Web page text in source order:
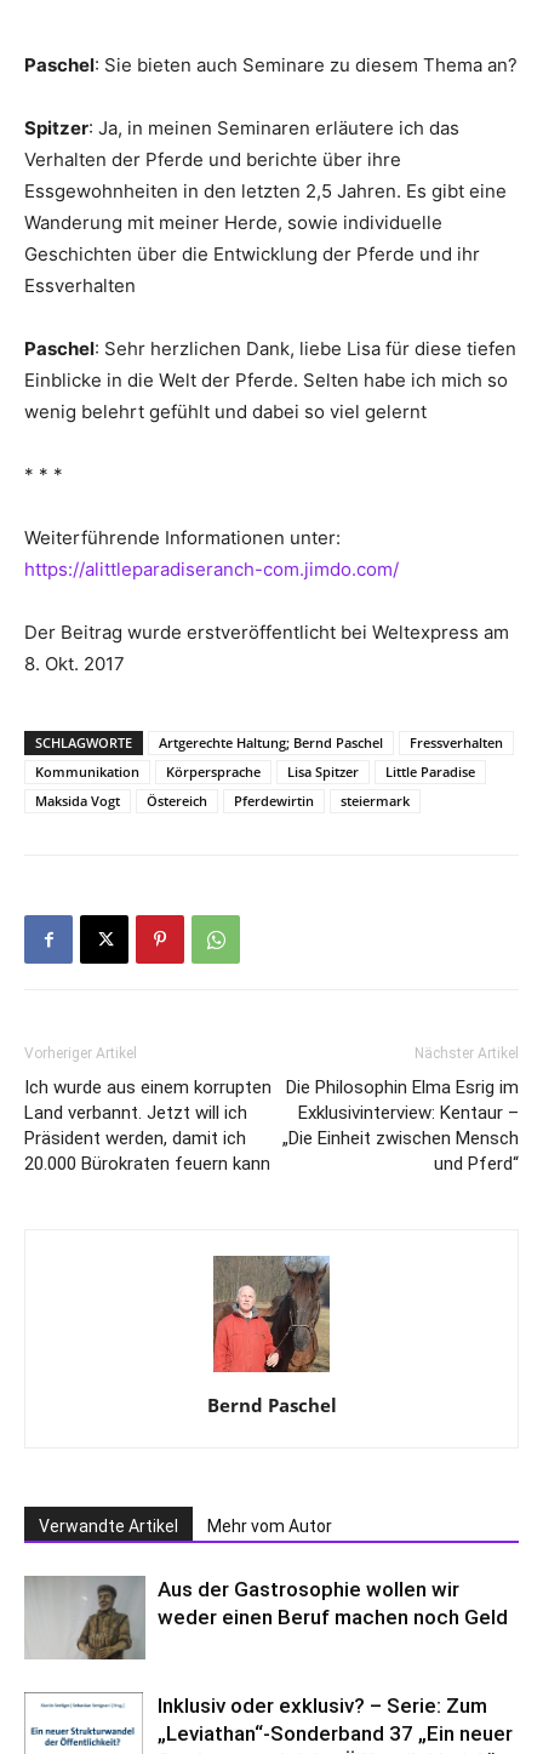
Paschel: Sie bieten auch Seminare zu diesem Thema an?
Spitzer: Ja, in meinen Seminaren erläutere ich das
Verhalten der Pferde und berichte über ihre
Essgewohnheiten in den letzten 2,5 Jahren. Es gibt eine
Wanderung mit meiner Herde, sowie individuelle
Geschichten über die Entwicklung der Pferde und ihr
Essverhalten
Paschel: Sehr herzlichen Dank, liebe Lisa für diese tiefen
Einblicke in die Welt der Pferde. Selten habe ich mich so
wenig belehrt gefühlt und dabei so viel gelernt
* * *
Weiterführende Informationen unter:
https://alittleparadiseranch-com.jimdo.com/
Der Beitrag wurde erstveröffentlicht bei Weltexpress am
8. Okt. 2017
SCHLAGWORTE Artgerechte Haltung; Bernd Paschel
Fressverhalten
Kommunikation
Körpersprache Lisa Spitzer
Little Paradise
Maksida Vogt
Östereich Pferdewirtin steiermark
Vorheriger Artikel
Ich wurde aus einem korrupten
Land verbannt. Jetzt will ich
Präsident werden, damit ich
20.000 Bürokraten feuern kann
Nächster Artikel
Die Philosophin Elma Esrig im
Exklusivinterview: Kentaur –
„Die Einheit zwischen Mensch
und Pferd“
Bernd Paschel
Verwandte Artikel Mehr vom Autor
Aus der Gastrosophie wollen wir
weder einen Beruf machen noch Geld
Inklusiv oder exklusiv? – Serie: Zum
„Leviathan“-Sonderband 37 „Ein neuer